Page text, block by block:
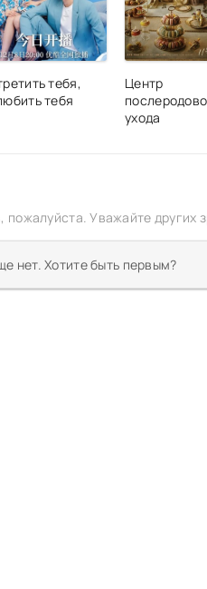
тебя,
тебя
Центр
ухода
пожалуйста. Уважайте других
нет. Хотите быть первым?